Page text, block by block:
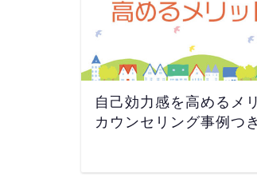
自己効力感を高めるメ
カウンセリング事例つ